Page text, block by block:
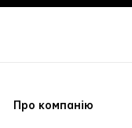
Про компанію